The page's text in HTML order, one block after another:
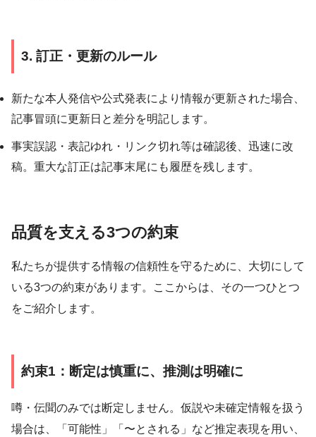
3. 訂正・更新のルール
新たな本人発信や公式発表により情報が更新された場合、
記事冒頭に更新日と差分を明記します。
事実誤認・表記ゆれ・リンク切れ等は確認後、迅速に改
稿。重大な訂正は記事末尾にも履歴を残します。
品質を支える3つの約束
私たちが提供する情報の信頼性を守るために、大切にして
いる3つの約束があります。ここからは、その一つひとつ
をご紹介します。
約束1：断定は慎重に、推測は明確に
噂・伝聞のみでは断定しません。仮説や未確定情報を扱う
場合は、「可能性」「〜とされる」など推定表現を用い、